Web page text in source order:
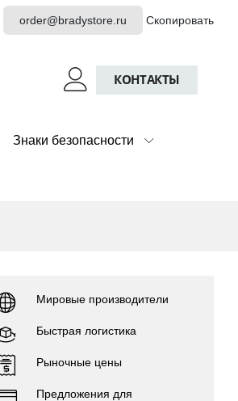
order@bradystore.ru Скопировать
КОНТАКТЫ
Знаки безопасности
Мировые производители
Быстрая логистика
Рыночные цены
Предложения для